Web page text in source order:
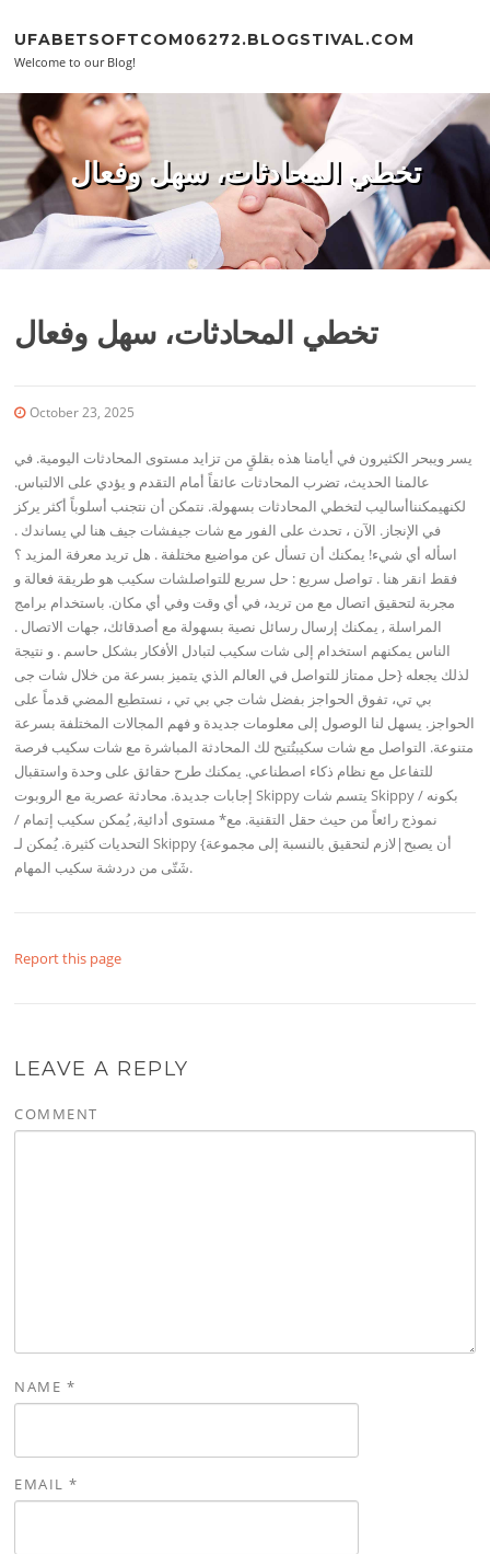
UFABETSOFTCOM06272.BLOGSTIVAL.COM
Welcome to our Blog!
تخطي المحادثات، سهل وفعال
تخطي المحادثات، سهل وفعال
October 23, 2025
يسر ويبحر الكثيرون في أيامنا هذه بقلقٍ من تزايد مستوى المحادثات اليومية. في
عالمنا الحديث، تضرب المحادثات عائقاً أمام التقدم و يؤدي على الالتباس.
لكنهيمكنناأساليب لتخطي المحادثات بسهولة. نتمكن أن نتجنب أسلوباً أكثر يركز
في الإنجاز. الآن ، تحدث على الفور مع شات جيفشات جيف هنا لي يساندك .
اسأله أي شيء! يمكنك أن تسأل عن مواضيع مختلفة . هل تريد معرفة المزيد ؟
فقط انقر هنا . تواصل سريع : حل سريع للتواصلشات سكيب هو طريقة فعالة و
مجربة لتحقيق اتصال مع من تريد، في أي وقت وفي أي مكان. باستخدام برامج
المراسلة , يمكنك إرسال رسائل نصية بسهولة مع أصدقائك، جهات الاتصال .
الناس يمكنهم استخدام إلى شات سكيب لتبادل الأفكار بشكل حاسم . و نتيجة
لذلك يجعله {حل ممتاز للتواصل في العالم الذي يتميز بسرعة من خلال شات جى
بي تي، تفوق الحواجز بفضل شات جي بي تي ، نستطيع المضي قدماً على
الحواجز. يسهل لنا الوصول إلى معلومات جديدة و فهم المجالات المختلفة بسرعة
متنوعة. التواصل مع شات سكيبتُتيح لك المحادثة المباشرة مع شات سكيب فرصة
للتفاعل مع نظام ذكاء اصطناعي. يمكنك طرح حقائق على وحدة واستقبال
إجابات جديدة. محادثة عصرية مع الروبوت Skippy يتسم شات Skippy بكونه /
نموذج رائعاً من حيث حقل التقنية. مع* مستوى أدائية, يُمكن سكيب إتمام /
التحديات كثيرة. يُمكن لـ Skippy {أن يصبح|لازم لتحقيق بالنسبة إلى مجموعة
شَتّى من دردشة سكيب المهام.
Report this page
LEAVE A REPLY
COMMENT
NAME *
EMAIL*